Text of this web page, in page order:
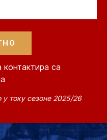
са
у току сезоне 2025/26